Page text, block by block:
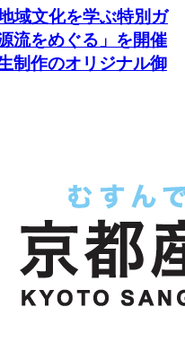
域文化を学ぶ特別ガ
流をめぐる」を開催
制作のオリジナル御